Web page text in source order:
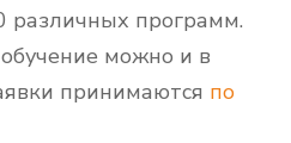
различных программ.
можно и в
принимаются по